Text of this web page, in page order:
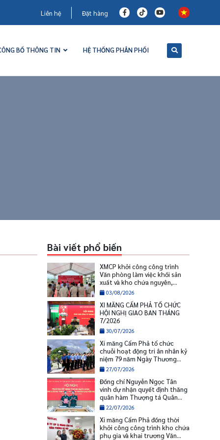
Liên hệ Đặt hàng
BỐ THÔNG TIN HỆ THỐNG PHÂN PHỐI
Bài viết phổ biến
XMCP khởi công công trình
Văn phòng làm việc khối sản
xuất và kho chứa nguyên,
nhiên liệu
03/08/2026
XI MĂNG CẨM PHẢ TỔ CHỨC
HỘI NGHỊ GIAO BAN THÁNG
7/2026
30/07/2026
Xi măng Cẩm Phả tổ chức
chuỗi hoạt động tri ân nhân kỷ
niệm 79 năm Ngày Thương
binh - Liệt sĩ
27/07/2026
Đồng chí Nguyễn Ngọc Tân
vinh dự nhận quyết định thăng
quân hàm Thượng tá Quân
nhân chuyên nghiệp
22/07/2026
Xi măng Cẩm Phả đồng thời
khởi công công trình kho chứa
phụ gia và khai trương Văn